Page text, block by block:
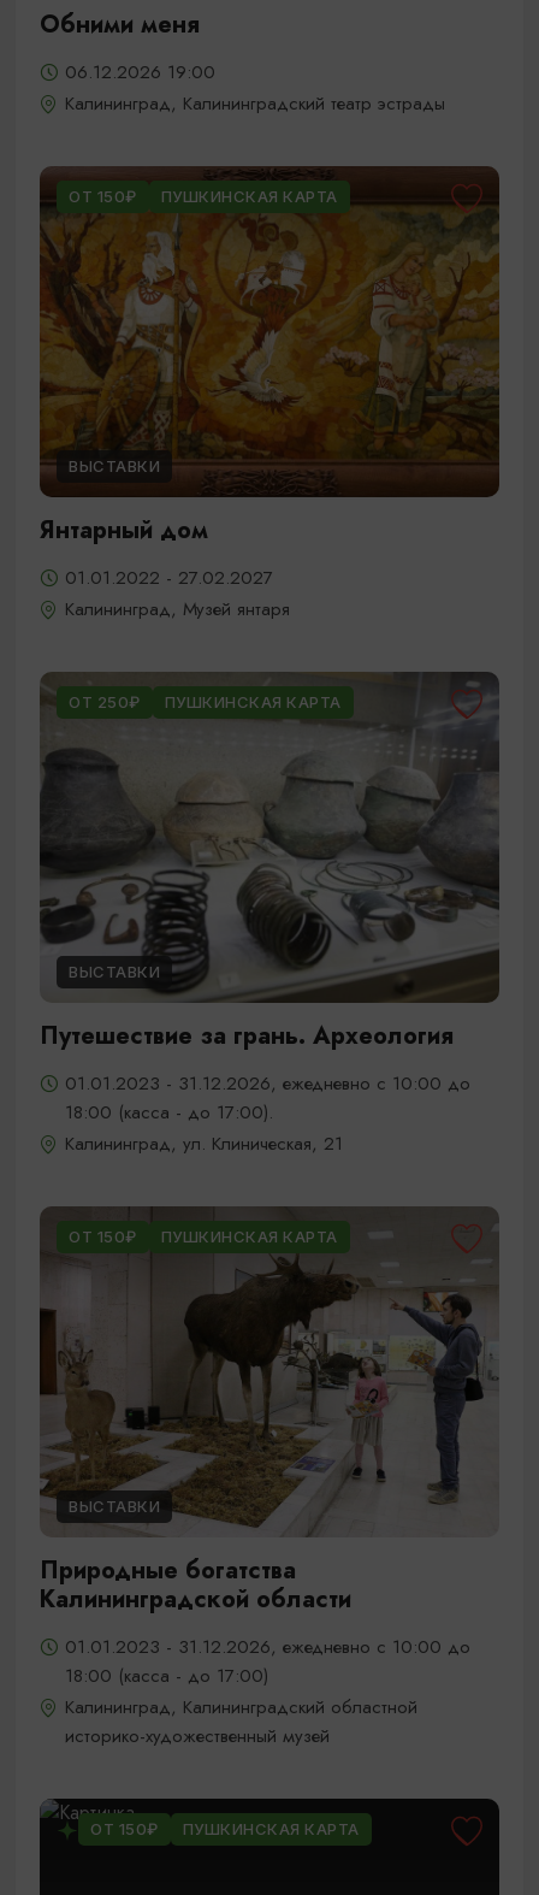
Обними меня
06.12.2026 19:00
Калининград, Калининградский театр эстрады
ОТ 150₽ ПУШКИНСКАЯ КАРТА
ВЫСТАВКИ
Янтарный дом
01.01.2022 - 27.02.2027
Калининград, Музей янтаря
ОТ 250₽ ПУШКИНСКАЯ КАРТА
ВЫСТАВКИ
Путешествие за грань. Археология
01.01.2023 - 31.12.2026, ежедневно с 10:00 до
18:00 (касса - до 17:00).
Калининград, ул. Клиническая, 21
ОТ 150₽ ПУШКИНСКАЯ КАРТА
ВЫСТАВКИ
Природные богатства
Калининградской области
01.01.2023 - 31.12.2026, ежедневно с 10:00 до
18:00 (касса - до 17:00)
Калининград, Калининградский областной
историко-художественный музей
ОТ 150₽ ПУШКИНСКАЯ КАРТА